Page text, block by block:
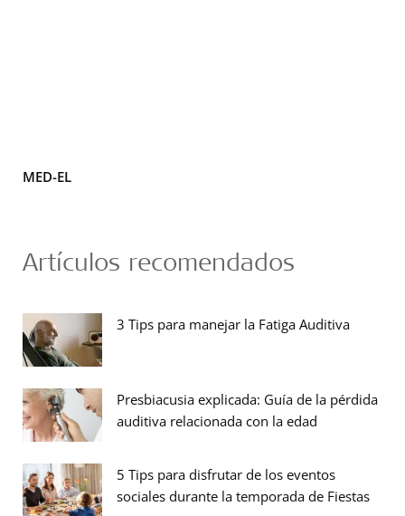
MED-EL
Artículos recomendados
3 Tips para manejar la Fatiga Auditiva
Presbiacusia explicada: Guía de la pérdida
auditiva relacionada con la edad
5 Tips para disfrutar de los eventos
sociales durante la temporada de Fiestas